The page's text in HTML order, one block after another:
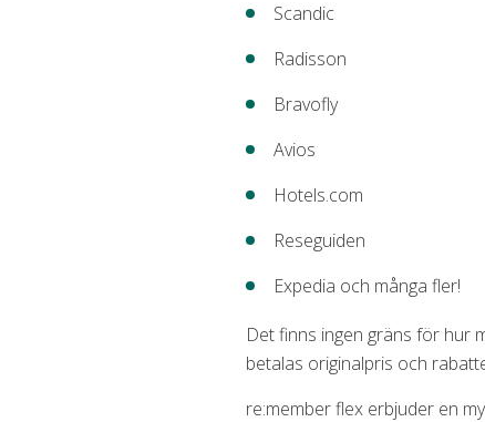
Scandic
Radisson
Bravofly
Avios
Hotels.com
Reseguiden
Expedia och många fler!
Det finns ingen gräns för hur
betalas originalpris och
re:member flex erbjuder en